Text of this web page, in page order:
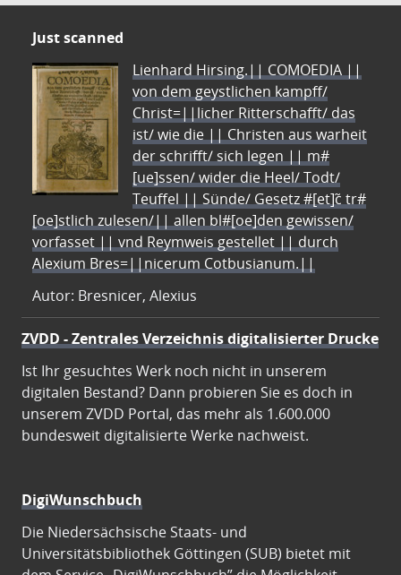
Just scanned
Lienhard Hirsing.|| COMOEDIA ||
von dem geystlichen kampff/
Christ=||licher Ritterschafft/ das
ist/ wie die || Christen aus warheit
der schrifft/ sich legen || m#
[ue]ssen/ wider die Heel/ Todt/
Teuffel || Sünde/ Gesetz #[et]c̃ tr#
[oe]stlich zulesen/|| allen bl#[oe]den gewissen/
vorfasset || vnd Reymweis gestellet || durch
Alexium Bres=||nicerum Cotbusianum.||
Autor: Bresnicer, Alexius
ZVDD - Zentrales Verzeichnis digitalisierter Drucke
Ist Ihr gesuchtes Werk noch nicht in unserem
digitalen Bestand? Dann probieren Sie es doch in
unserem ZVDD Portal, das mehr als 1.600.000
bundesweit digitalisierte Werke nachweist.
DigiWunschbuch
Die Niedersächsische Staats- und
Universitätsbibliothek Göttingen (SUB) bietet mit